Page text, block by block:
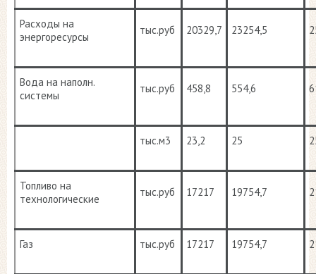
Расходы на
энергоресурсы
тыс.руб 20329,7 23254,5
Вода на наполн.
системы
тыс.руб 458,8 554,6
тыс.м3 23,2 25
Топливо на
технологические
тыс.руб 17217 19754,7
Газ тыс.руб 17217 19754,7